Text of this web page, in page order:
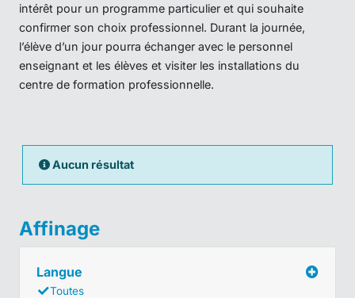
intérêt pour un programme particulier et qui souhaite
confirmer son choix professionnel. Durant la journée,
l’élève d’un jour pourra échanger avec le personnel
enseignant et les élèves et visiter les installations du
centre de formation professionnelle.
Aucun résultat
Affinage
Langue
Toutes